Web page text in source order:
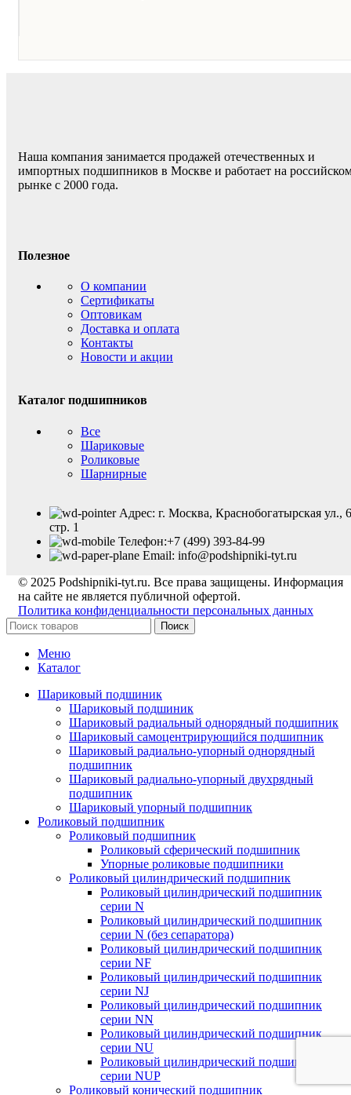
Наша компания занимается продажей отечественных и
импортных подшипников в Москве и работает на
рынке с 2000 года.
Полезное
О компании
Сертификаты
Оптовикам
Доставка и оплата
Контакты
Новости и акции
Каталог подшипников
Все
Шариковые
Роликовые
Шарнирные
Адрес: г. Москва, Краснобогатырская ул.,
стр. 1
Телефон:+7 (499) 393-84-99
Email: info@podshipniki-tyt.ru
© 2025 Podshipniki-tyt.ru. Все права защищены. Информация
на сайте не является публичной офертой.
Политика конфиденциальности персональных данных
Поиск
Меню
Каталог
Шариковый подшиник
Шариковый подшиник
Шариковый радиальный однорядный подшипник
Шариковый самоцентрирующийся подшипник
Шариковый радиально-упорный однорядный
подшипник
Шариковый радиально-упорный двухрядный
подшипник
Шариковый упорный подшипник
Роликовый подшипник
Роликовый подшипник
Роликовый сферический подшипник
Упорные роликовые подшипники
Роликовый цилиндрический подшипник
Роликовый цилиндрический подшипник
серии N
Роликовый цилиндрический подшипник
серии N (без сепаратора)
Роликовый цилиндрический подшипник
серии NF
Роликовый цилиндрический подшипник
серии NJ
Роликовый цилиндрический подшипник
серии NN
Роликовый цилиндрический подшипник
серии NU
Роликовый цилиндрический подшипник
серии NUP
Роликовый конический подшипник